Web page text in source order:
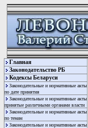
Главная
Законодательство РБ
Кодексы Беларуси
Законодательные и нормативные акты
по дате принятия
Законодательные и нормативные акты
принятые различными органами власти
Законодательные и нормативные акты
по темам
Законодательные и нормативные акты